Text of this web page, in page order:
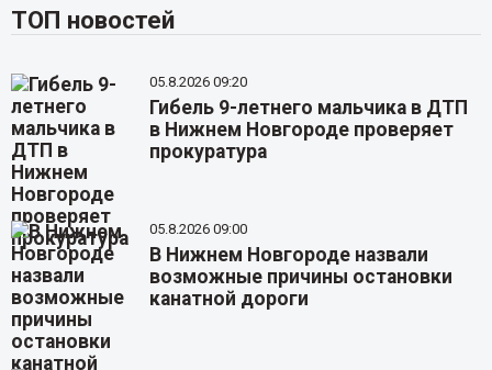
ТОП новостей
05.8.2026 09:20
Гибель 9-летнего мальчика в ДТП
в Нижнем Новгороде проверяет
прокуратура
05.8.2026 09:00
В Нижнем Новгороде назвали
возможные причины остановки
канатной дороги